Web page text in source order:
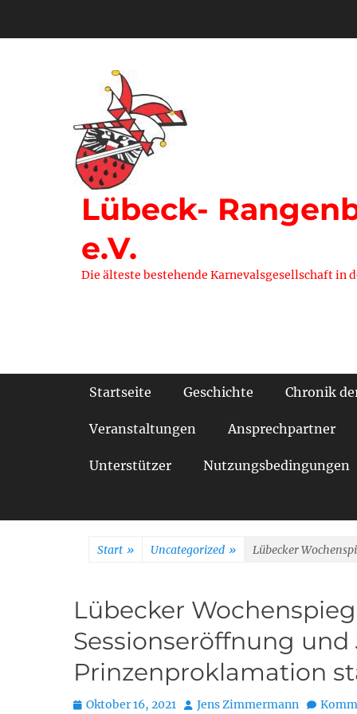
Lübeck-
e.V.
Die älteste bestehende Karnevalsgesellschaft in
Primäres Menü
Startseite Geschichte Chronik
Veranstaltungen Ansprechpartner
Unterstützer Nutzungsbedingungen
Start » Uncategorized » Lübecker
Lübecker
Sessionseröffnung
Prinzenproklamation
Posted
Oktober 16, 2021 Autor
Jens Zimmermann